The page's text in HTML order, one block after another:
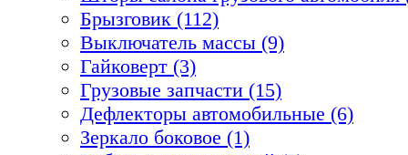
Брызговик (112)
Выключатель массы (9)
Гайковерт (3)
Грузовые запчасти (15)
Дефлекторы автомобильные (6)
Зеркало боковое (1)